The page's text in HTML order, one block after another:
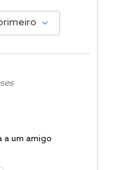
a um amigo